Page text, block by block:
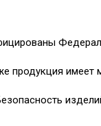
продукция имеет